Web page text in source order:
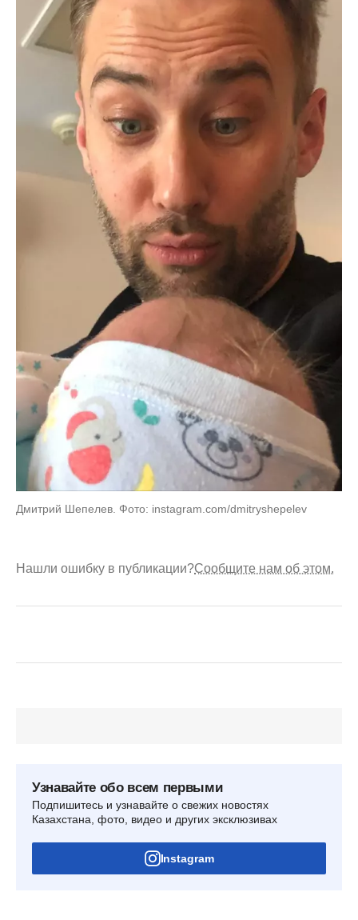
Дмитрий Шепелев. Фото: instagram.com/dmitryshepelev
Нашли ошибку в публикации?Сообщите нам об этом.
Узнавайте обо всем первыми
Подпишитесь и узнавайте о свежих новостях
Казахстана, фото, видео и других эксклюзивах
Instagram